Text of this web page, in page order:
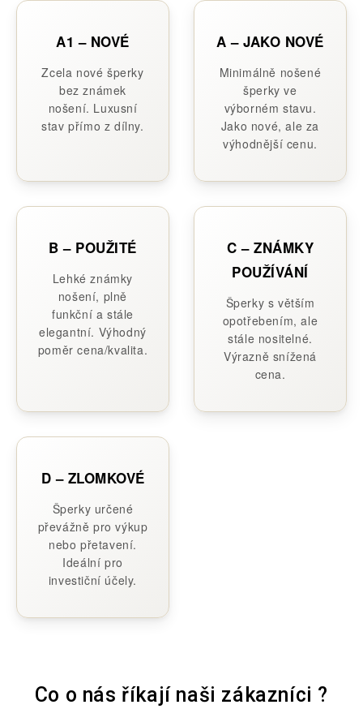
A1 – NOVÉ
Zcela nové šperky
bez známek
nošení. Luxusní
stav přímo z dílny.
A – JAKO NOVÉ
Minimálně nošené
šperky ve
výborném stavu.
Jako nové, ale za
výhodnější cenu.
B – POUŽITÉ
Lehké známky
nošení, plně
funkční a stále
elegantní. Výhodný
poměr cena/kvalita.
C – ZNÁMKY
POUŽÍVÁNÍ
Šperky s větším
opotřebením, ale
stále nositelné.
Výrazně snížená
cena.
D – ZLOMKOVÉ
Šperky určené
převážně pro výkup
nebo přetavení.
Ideální pro
investiční účely.
Co o nás říkají naši zákazníci ?